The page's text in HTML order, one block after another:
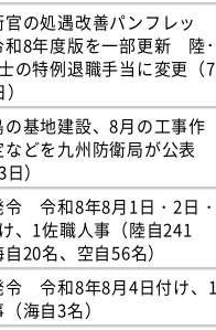
官の処遇改善パンフレッ
和8年度版を一部更新 陸･
の特例退職手当に変更（7
の基地建設、8月の工事作
などを九州防衛局が公表
日）
令 令和8年8月1日・2日・
、1佐職人事（陸自241
20名、空自56名）
令 令和8年8月4日付け、1
海自3名）